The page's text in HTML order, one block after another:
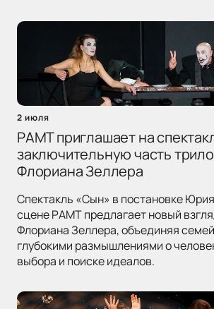
2 июля
РАМТ приглашает на
заключительную часть
Флориана Зеллера
Спектакль «Сын» в постановке
сцене РАМТ предлагает новый
Флориана Зеллера, объединяя
глубокими размышлениями о
выбора и поиске идеалов.